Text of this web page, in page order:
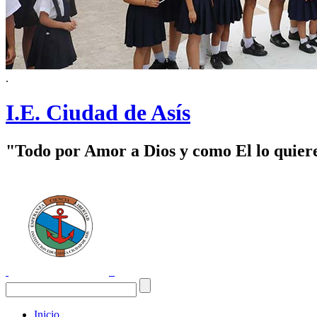
.
I.E. Ciudad de Asís
"Todo por Amor a Dios y como El lo
Inicio